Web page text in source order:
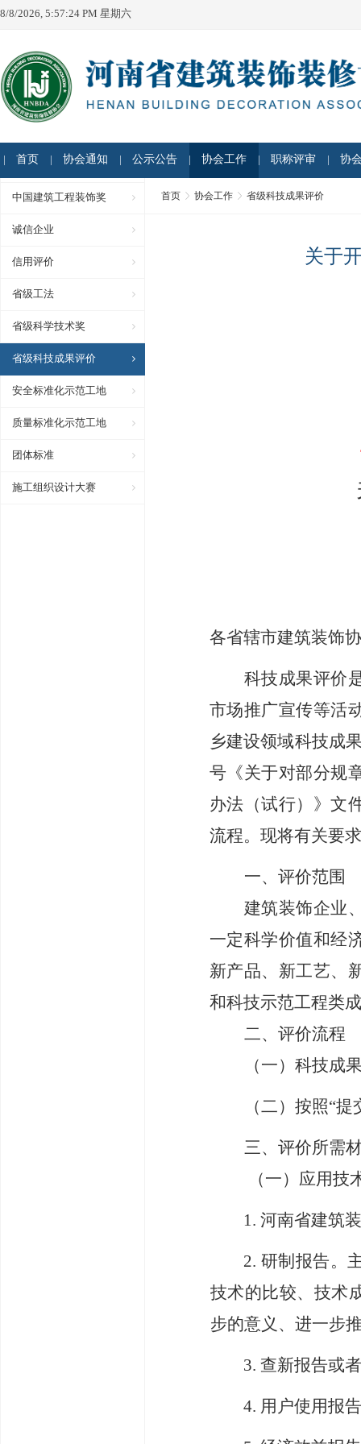
8/8/2026, 5:57:24 PM 星期六
首页 协会通知 公示公告 协会工作 职称评审 协
中国建筑工程装饰奖
诚信企业
信用评价
省级工法
省级科学技术奖
省级科技成果评价
安全标准化示范工地
质量标准化示范工地
团体标准
施工组织设计大赛
首页 协会工作 省级科技成果评价
关于
各省辖市建筑装饰
科技成果评价
市场推广宣传等活
乡建设领域科技成
号《关于对部分规
办法（试行）》文
流程。 现将有关要
一、评价范围
建筑装饰企业
一定科学价值和经
新产品、新工艺、
和科技示范工程类
二、评价流程
（一） 科技成
（二） 按照“提
三、评价所需
（一）应用技
1. 河南省建筑
2. 研制报告。
技术的比较、技术
步的意义、进一步
3. 查新报告或
4. 用户使用报